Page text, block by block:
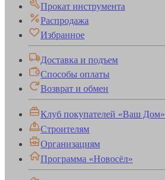
Прокат инструмента
Распродажа
Избранное
Доставка и подъем
Способы оплаты
Возврат и обмен
Клуб покупателей «Ваш Дом»
Строителям
Организациям
Программа «Новосёл»